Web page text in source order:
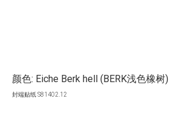
颜色: Eiche Berk hell (BERK浅色橡树)
封端贴纸 S81402.12